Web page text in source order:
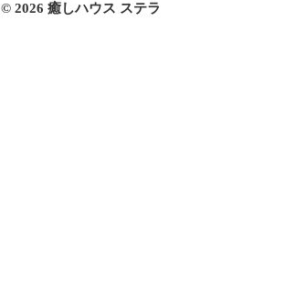
© 2026 癒しハウス ステラ